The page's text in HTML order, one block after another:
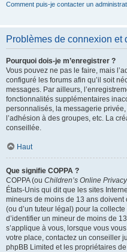
Comment puis-je contacter un
Problèmes de connexion et
Pourquoi dois-je m’enregistrer ?
Vous pouvez ne pas le faire, mais
configuré les forums afin qu’il soit
messages. Par ailleurs,
fonctionnalités supplémentaires
personnalisés, la messagerie
l’adhésion à des groupes, etc. La
conseillée.
Haut
Que signifie COPPA ?
COPPA (ou Children’s Online
États-Unis qui dit que les sites
mineurs de moins de 13 ans
(ou d’un tuteur légal) pour la
d’identifier un mineur de moins de
s’applique à vous, lorsque vous
votre place, contactez un conseiller
phpBB Limited et les propriétaires